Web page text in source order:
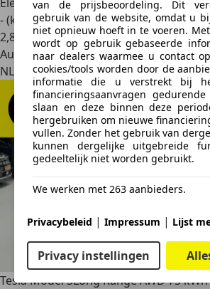
van de prijsbeoordeling. Dit
gebruik van de website, omdat u
niet opnieuw hoeft in te voeren.
wordt op gebruik gebaseerde
naar dealers waarmee u contact
cookies/tools worden door de
informatie die u verstrekt bij
financieringsaanvragen
slaan en deze binnen deze
hergebruiken om nieuwe
vullen. Zonder het gebruik van
kunnen dergelijke uitgebreide
gedeeltelijk niet worden gebruikt.
We werken met 263 aanbieders.
Privacybeleid | Impressum | Lijst
Privacy instellingen
- (kWh/100 km)
2,8
Autobedrijf
NL 8253 RD
Tesla Model 3Long Range AWD 75